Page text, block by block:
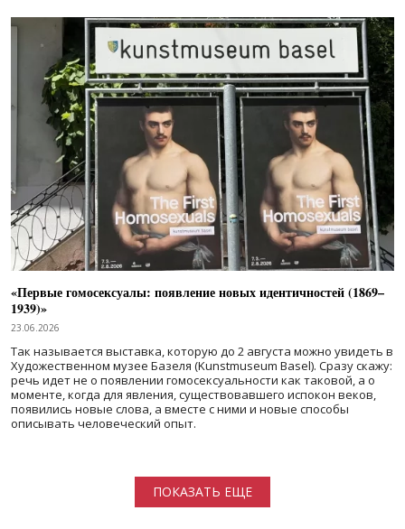
«Первые гомосексуалы: появление новых идентичностей (1869–
1939)»
23.06.2026
Так называется выставка, которую до 2 августа можно увидеть в
Художественном музее Базеля (Kunstmuseum Basel). Сразу скажу:
речь идет не о появлении гомосексуальности как таковой, а о
моменте, когда для явления, существовавшего испокон веков,
появились новые слова, а вместе с ними и новые способы
описывать человеческий опыт.
ПОКАЗАТЬ ЕЩЕ